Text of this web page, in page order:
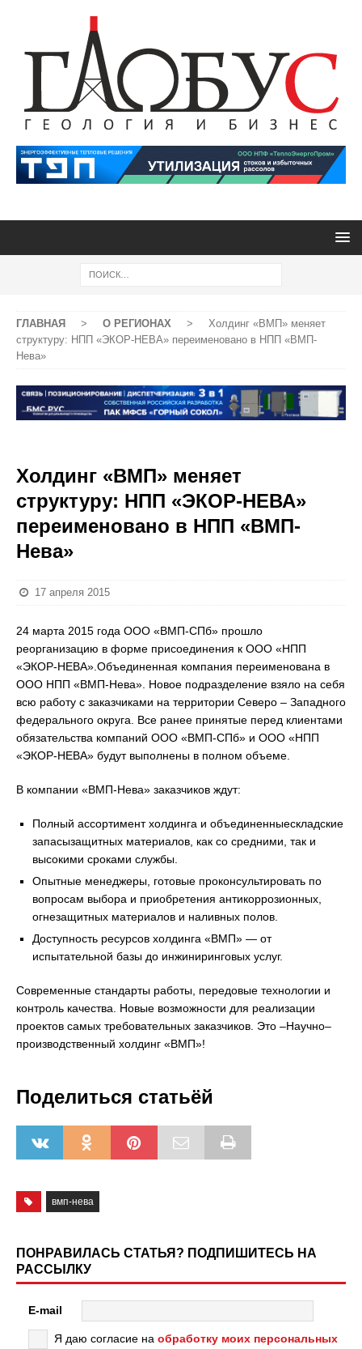
ГЛАВНАЯ > О РЕГИОНАХ >
Холдинг «ВМП» меняет
структуру: НПП «ЭКОР-НЕВА» переименовано в НПП «ВМП-
Нева»
Холдинг «ВМП» меняет
структуру: НПП «ЭКОР-НЕВА»
переименовано в НПП «ВМП-
Нева»
17 апреля 2015
24 марта 2015 года ООО «ВМП-СПб» прошло
реорганизацию в форме присоединения к ООО «НПП
«ЭКОР-НЕВА».Объединенная компания переименована в
ООО НПП «ВМП-Нева». Новое подразделение взяло на себя
всю работу с заказчиками на территории Северо – Западного
федерального округа. Все ранее принятые перед клиентами
обязательства компаний ООО «ВМП-СПб» и ООО «НПП
«ЭКОР-НЕВА» будут выполнены в полном объеме.
В компании «ВМП-Нева» заказчиков ждут:
Полный ассортимент холдинга и объединенныескладские
запасызащитных материалов, как со средними, так и
высокими сроками службы.
Опытные менеджеры, готовые проконсультировать по
вопросам выбора и приобретения антикоррозионных,
огнезащитных материалов и наливных полов.
Доступность ресурсов холдинга «ВМП» — от
испытательной базы до инжиниринговых услуг.
Современные стандарты работы, передовые технологии и
контроль качества. Новые возможности для реализации
проектов самых требовательных заказчиков. Это –Научно–
производственный холдинг «ВМП»!
Поделиться статьёй
вмп-нева
ПОНРАВИЛАСЬ СТАТЬЯ? ПОДПИШИТЕСЬ НА
РАССЫЛКУ
E-mail
Я даю согласие на обработку моих персональных